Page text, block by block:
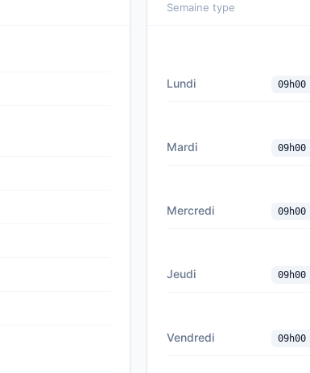
Semaine type
Lundi
Mardi
Mercredi
Jeudi
Vendredi